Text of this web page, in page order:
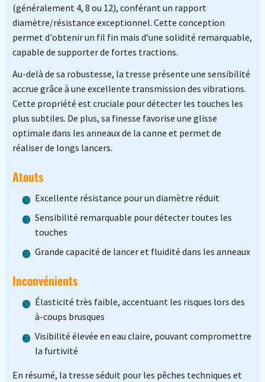
(généralement 4, 8 ou 12), conférant un rapport
diamètre/résistance exceptionnel. Cette conception
permet d'obtenir un fil fin mais d’une solidité remarquable,
capable de supporter de fortes tractions.
Au-delà de sa robustesse, la tresse présente une sensibilité
accrue grâce à une excellente transmission des vibrations.
Cette propriété est cruciale pour détecter les touches les
plus subtiles. De plus, sa finesse favorise une glisse
optimale dans les anneaux de la canne et permet de
réaliser de longs lancers.
Atouts
Excellente résistance pour un diamètre réduit
Sensibilité remarquable pour détecter toutes les
touches
Grande capacité de lancer et fluidité dans les anneaux
Inconvénients
Élasticité très faible, accentuant les risques lors des
à-coups brusques
Visibilité élevée en eau claire, pouvant compromettre
la furtivité
En résumé, la tresse séduit pour les pêches techniques et